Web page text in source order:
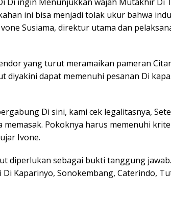
ini bisa menjadi tolak ukur bahwa
Susiama, direktur utama dan
yang turut meramaikan pameran
diyakini dapat memenuhi pesanan Di
Di sini, kami cek legalitasnya,
memasak. Pokoknya harus memenuhi
Ivone.
diperlukan sebagai bukti tanggung
Di Kaparinyo, Sonokembang, Caterindo,